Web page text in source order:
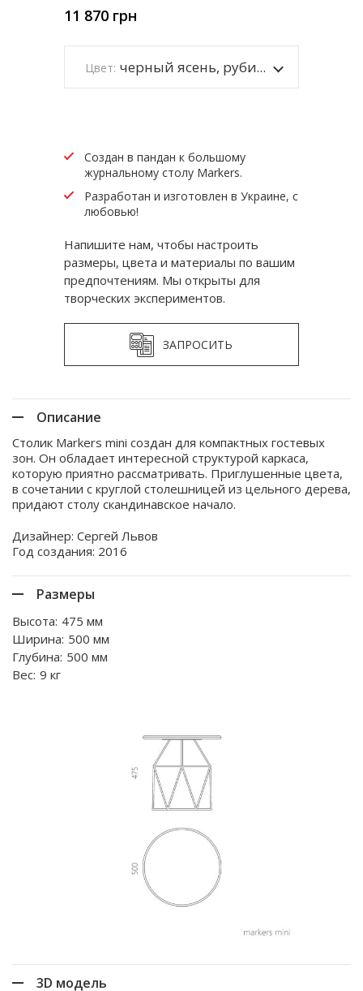
11 870 грн
Цвет: черный ясень, рубиновый каркас
Создан в пандан к большому
журнальному столу Markers.
Разработан и изготовлен в Украине, с
любовью!
Напишите нам, чтобы настроить
размеры, цвета и материалы по вашим
предпочтениям. Мы открыты для
творческих экспериментов.
ЗАПРОСИТЬ
Описание
Столик Markers mini создан для компактных гостевых
зон. Он обладает интересной структурой каркаса,
которую приятно рассматривать. Приглушенные цвета,
в сочетании с круглой столешницей из цельного дерева,
придают столу скандинавское начало.
Дизайнер: Сергей Львов
Год создания: 2016
Размеры
Высота: 475 мм
Ширина: 500 мм
Глубина: 500 мм
Вес: 9 кг
3D модель